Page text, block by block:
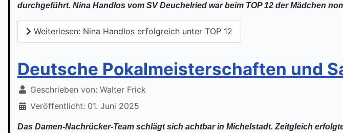
durchgeführt. Nina Handlos vom SV Deuchelried war beim TOP 12 der Mädchen
Weiterlesen: Nina Handlos erfolgreich unter TOP 12
Deutsche Pokalmeisterschaften und
Geschrieben von: Walter Frick
Veröffentlicht: 01. Juni 2025
Das Damen-Nachrücker-Team schlägt sich achtbar in Michelstadt. Zeitgleich